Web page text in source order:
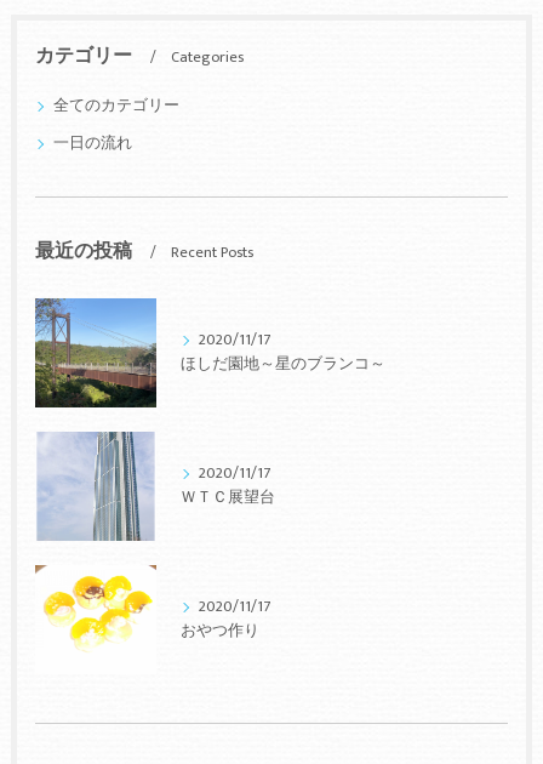
カテゴリー
Categories
全てのカテゴリー
一日の流れ
最近の投稿 Recent Posts
2020/11/17
ほしだ園地～星のブランコ～
2020/11/17
ＷＴＣ展望台
2020/11/17
おやつ作り